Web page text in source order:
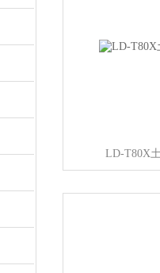
LD-T80X